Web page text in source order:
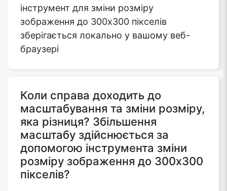
інструмент для зміни розміру
зображення до 300x300 пікселів
зберігається локально у вашому веб-
браузері
Коли справа доходить до
масштабування та зміни розміру,
яка різниця? Збільшення
масштабу здійснюється за
допомогою інструмента зміни
розміру зображення до 300x300
пікселів?